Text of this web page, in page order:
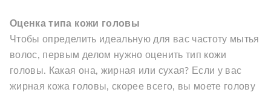
Оценка типа кожи головы
Чтобы определить идеальную для вас частоту мытья
волос, первым делом нужно оценить тип кожи
головы. Какая она, жирная или сухая? Если у вас
жирная кожа головы, скорее всего, вы моете голову